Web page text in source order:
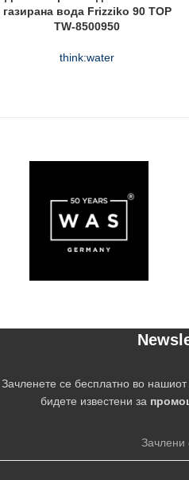
газирана вода Frizziko 90 TOP
TW-8500950
think:water
Зачленете се бесплатно во
бидете известени за
Зачлени